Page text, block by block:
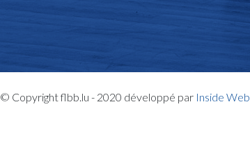
© Copyright flbb.lu - 2020 développé par Inside Web